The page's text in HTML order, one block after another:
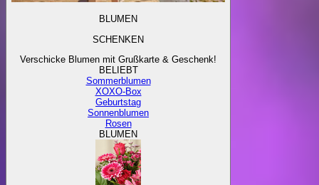
BLUMEN
SCHENKEN
Verschicke Blumen mit Grußkarte & Geschenk!
BELIEBT
Sommerblumen
XOXO-Box
Geburtstag
Sonnenblumen
Rosen
BLUMEN